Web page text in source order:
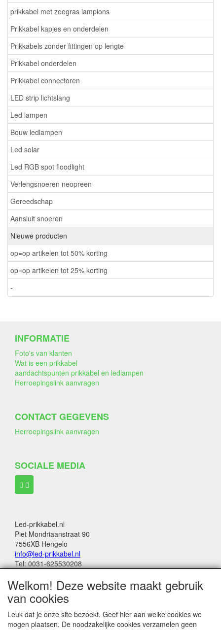
prikkabel met zeegras lampions
Prikkabel kapjes en onderdelen
Prikkabels zonder fittingen op lengte
Prikkabel onderdelen
Prikkabel connectoren
LED strip lichtslang
Led lampen
Bouw ledlampen
Led solar
Led RGB spot floodlight
Verlengsnoeren neopreen
Gereedschap
Aansluit snoeren
Nieuwe producten
op=op artikelen tot 50% korting
op=op artikelen tot 25% korting
-
INFORMATIE
Foto's van klanten
Wat is een prikkabel
aandachtspunten prikkabel en ledlampen
Herroepingslink aanvragen
CONTACT GEGEVENS
Herroepingslink aanvragen
SOCIALE MEDIA
Led-prikkabel.nl
Piet Mondriaanstraat 90
7556XB Hengelo
info@led-prikkabel.nl
Tel: 0031-625530208
BTW no: NL001201144B39
zijn inclusief 21% BTW
Welkom! Deze website maakt gebruik
van cookies
Leuk dat je onze site bezoekt. Geef hier aan welke cookies we
mogen plaatsen. De noodzakelijke cookies verzamelen geen